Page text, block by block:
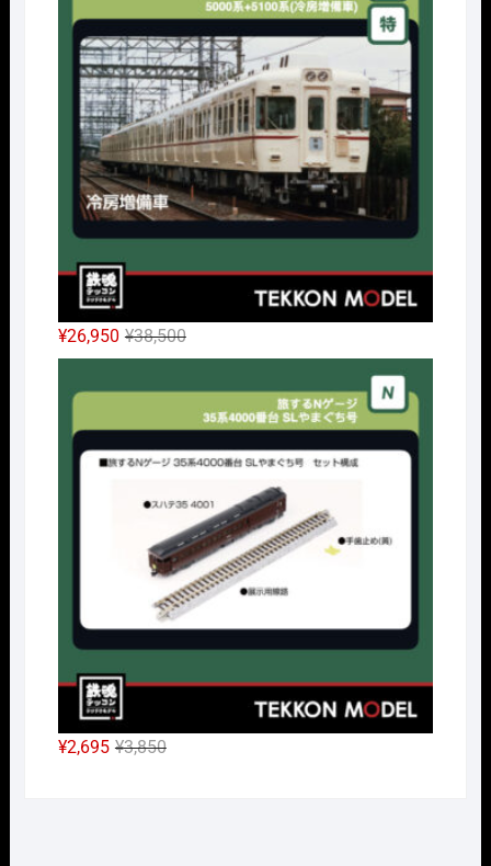
¥14,300
で
し
た。
は
¥10,010
で
す。
¥38,500元
の
価
¥38,500
し
た。
¥26,950
現
在
の
は
で
す。
¥3,850元
¥2,695
現